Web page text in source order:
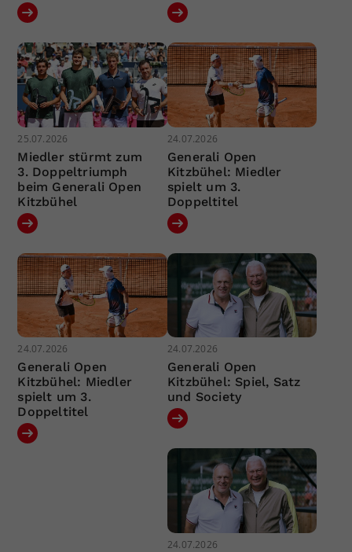
25.07.2026
Miedler stürmt zum
3. Doppeltriumph
beim Generali Open
Kitzbühel
24.07.2026
Generali Open
Kitzbühel: Miedler
spielt um 3.
Doppeltitel
24.07.2026
Generali Open
Kitzbühel: Miedler
spielt um 3.
Doppeltitel
24.07.2026
Generali Open
Kitzbühel: Spiel, Satz
und Society
24.07.2026